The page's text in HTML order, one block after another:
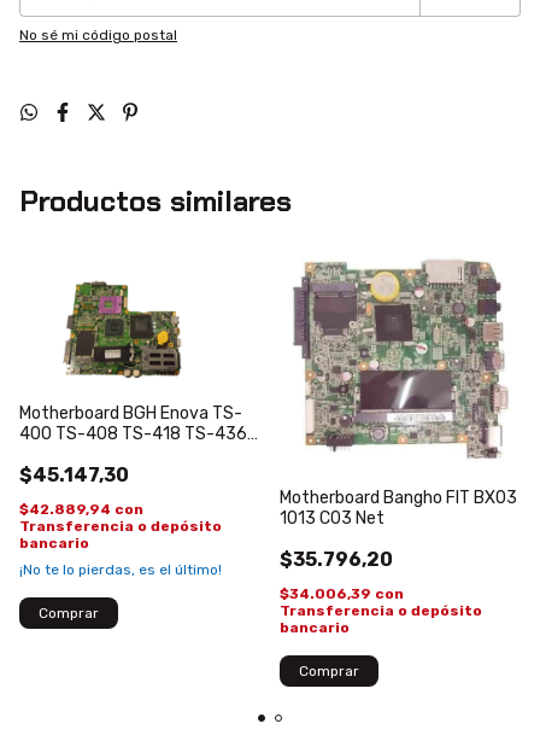
No sé mi código postal
Productos similares
Motherboard BGH Enova TS-
400 TS-408 TS-418 TS-436
$45.147,30
$42.889,94 con
Transferencia o depósito
bancario
¡No te lo pierdas, es el último!
Motherboard Bangho FIT BX03
1013 C03 Net
$35.796,20
$34.006,39 con
Transferencia o depósito
bancario